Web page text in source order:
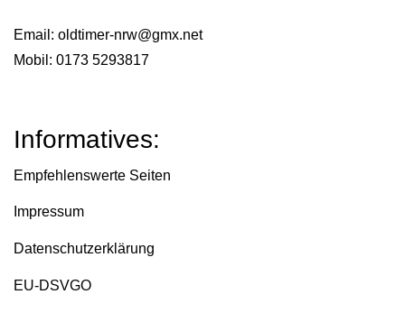
Email: oldtimer-nrw@gmx.net
Mobil: 0173 5293817
Informatives:
Empfehlenswerte Seiten
Impressum
Datenschutzerklärung
EU-DSVGO